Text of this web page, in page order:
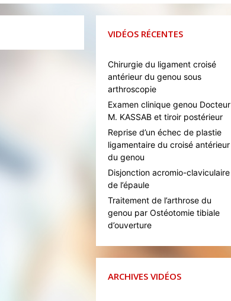
VIDÉOS RÉCENTES
Chirurgie du ligament croisé
antérieur du genou sous
arthroscopie
Examen clinique genou Docteur
M. KASSAB et tiroir postérieur
Reprise d’un échec de plastie
ligamentaire du croisé antérieur
du genou
Disjonction acromio-claviculaire
de l’épaule
Traitement de l’arthrose du
genou par Ostéotomie tibiale
d’ouverture
ARCHIVES VIDÉOS